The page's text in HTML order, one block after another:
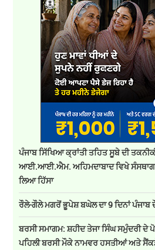
ਪੰਜਾਬ ਸਿੱਖਿਆ ਕ੍ਰਾਂਤੀ ਤਹਿਤ ਸੂਬੇ ਦੀ
ਆਈ.ਆਈ.ਐਮ. ਅਹਿਮਦਾਬਾਦ ਵਿਖੇ
ਲਿਆ ਹਿੱਸਾ
ਰੌਲੇ-ਗੌਲੇ ਮਗਰੋਂ ਭੂਪੇਸ਼ ਬਘੇਲ ਦਾ 9 ਦਿਨਾਂ ਪੰਜਾਬ
ਬਰਸੀ ਸਮਾਗਮ: ਸ਼ਹੀਦ ਤੇਜਾ ਸਿੰਘ ਸਮੁੰਦਰੀ ਦੇ
ਪਹਿਲੀ ਬਰਸੀ ਮੌਕੇ ਨਾਮਵਰ ਹਸਤੀਆਂ ਅਤੇ